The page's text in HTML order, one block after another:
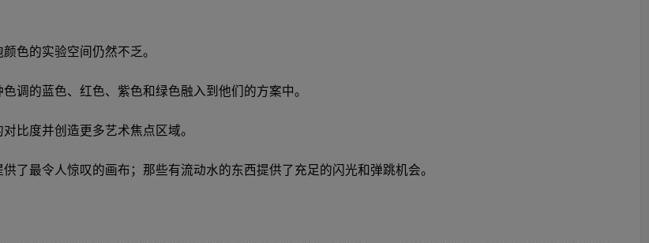
色的实验空间仍然不乏。
调的蓝色、红色、紫色和绿色融入到他们的方案中。
比度并创造更多艺术焦点区域。
了最令人惊叹的画布；那些有流动水的东西提供了充足的闪光和弹跳机会。